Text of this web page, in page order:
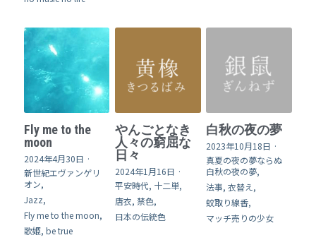
Fly me to the
moon
2024年4月30日 ·
新世紀エヴァンゲリ
オン,
Jazz,
Fly me to the moon,
歌姫, be true
やんごとなき
人々の窮屈な
日々
2024年1月16日 ·
平安時代, 十二単,
唐衣, 禁色,
日本の伝統色
白秋の夜の夢
2023年10月18日 ·
真夏の夜の夢ならぬ
白秋の夜の夢,
法事, 衣替え,
蚊取り線香,
マッチ売りの少女